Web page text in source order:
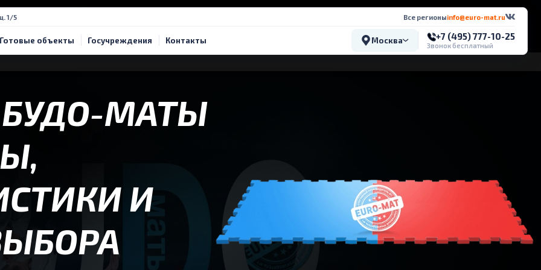
1/5 Все регионыinfo@euro-mat.ru
Готовые объекты Госучреждения Контакты Москва +7 (495) 777-10-25
Звонок бесплатный
БУДО-МАТЫ
И